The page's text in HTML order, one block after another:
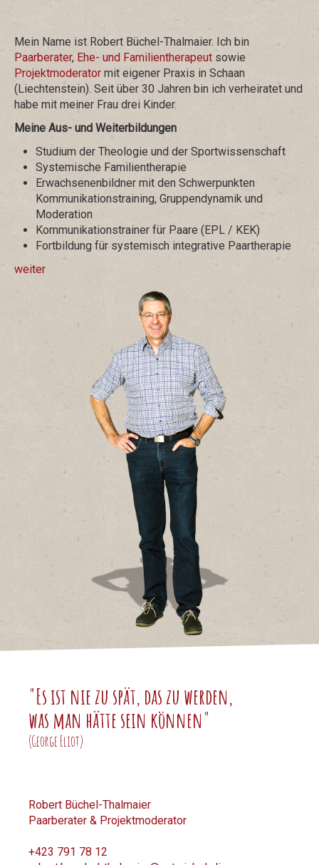
Mein Name ist Robert Büchel-Thalmaier. Ich bin
Paarberater, Ehe- und Familientherapeut sowie
Projektmoderator mit eigener Praxis in Schaan
(Liechtenstein). Seit über 30 Jahren bin ich verheiratet und
habe mit meiner Frau drei Kinder.
Meine Aus- und Weiterbildungen
Studium der Theologie und der Sportwissenschaft
Systemische Familientherapie
Erwachsenenbildner mit den Schwerpunkten
Kommunikationstraining, Gruppendynamik und
Moderation
Kommunikationstrainer für Paare (EPL / KEK)
Fortbildung für systemisch integrative Paartherapie
weiter
"Es ist nie zu spät, das zu werden,
was man hätte sein können"
(George Eliot)
Robert Büchel-Thalmaier
Paarberater & Projektmoderator
+423 791 78 12